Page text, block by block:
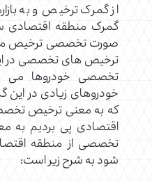
از گمرک ترخیص و به
گمرک منطقه اقتصادی
صورت تخصصی ترخیص
ترخیص های تخصصی در
تخصصی خودروها می
خودروهای زیادی در
که به معنی ترخیص تخصصی
اقتصادی پی بردیم به
تخصصی از منطقه
شود به شرح زیر است: